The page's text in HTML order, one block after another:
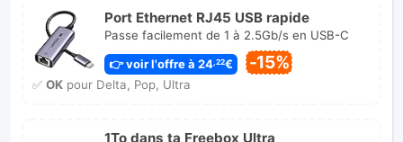
Port Ethernet RJ45 USB rapide
Passe facilement de 1 à 2.5Gb/s en USB-C
👉 voir l'offre à 24 ,22€ -15%
✅ OKpour Delta, Pop, Ultra
1To dans ta Freebox Ultra